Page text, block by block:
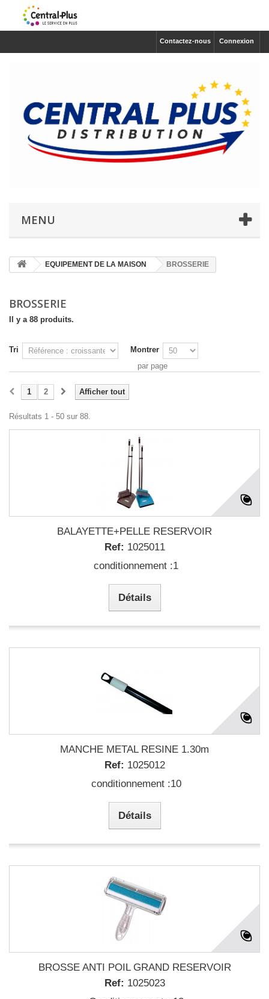
Connexion
Contactez-nous
MENU
EQUIPEMENT DE LA MAISON BROSSERIE
BROSSERIE
Il y a 88 produits.
Tri
Montrer
par page
Afficher tout
1 2
Résultats 1 - 50 sur 88.
BALAYETTE+PELLE RESERVOIR
Ref: 1025011
conditionnement :1
Détails
MANCHE METAL RESINE 1.30m
Ref: 1025012
conditionnement :10
Détails
BROSSE ANTI POIL GRAND RESERVOIR
Ref: 1025023